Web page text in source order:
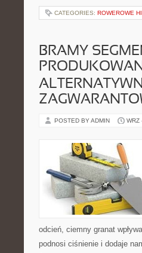
CATEGORIES: ROWEROWE
BRAMY
POSTED BY ADMIN WRZ
odcień, ciemny granat
podnosi ciśnienie i dodaje